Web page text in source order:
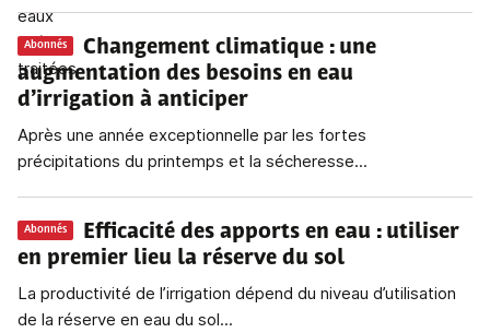
Abonnés Changement climatique : une
augmentation des besoins en eau
d’irrigation à anticiper
Après une année exceptionnelle par les fortes
précipitations du printemps et la sécheresse...
Abonnés Efficacité des apports en eau : utiliser
en premier lieu la réserve du sol
La productivité de l’irrigation dépend du niveau d’utilisation
de la réserve en eau du sol...